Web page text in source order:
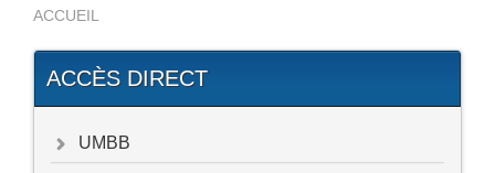
ACCUEIL
ACCÈS DIRECT
UMBB